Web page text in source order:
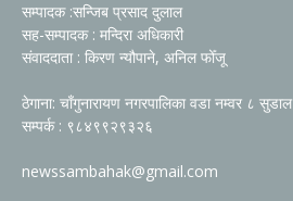
सम्पादक :सन्जिब प्रसाद दुलाल
सह-सम्पादक : मन्दिरा अधिकारी
संवाददाता : किरण न्यौपाने, अनिल फोँजू
ठेगाना: चाँगुनारायण नगरपालिका वडा नम्वर ८ सुडाल
सम्पर्क : ९८४९९२९३२६
newssambahak@gmail.com